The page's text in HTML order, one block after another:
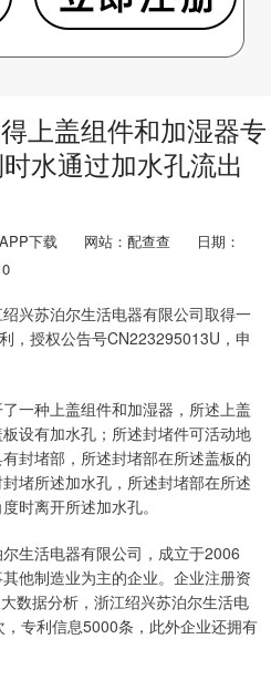
上盖组件和加湿器专
水通过加水孔流出
下载 网站：配查查
日期：
兴苏泊尔生活电器有限公司取得一
，授权公告号CN223295013U，申
一种上盖组件和加湿器，所述上盖
设有加水孔；所述封堵件可活动地
封堵部，所述封堵部在所述盖板的
堵所述加水孔，所述封堵部在所述
时离开所述加水孔。
生活电器有限公司，成立于2006
他制造业为主的企业。企业注册资
数据分析，浙江绍兴苏泊尔生活电
专利信息5000条，此外企业还拥有